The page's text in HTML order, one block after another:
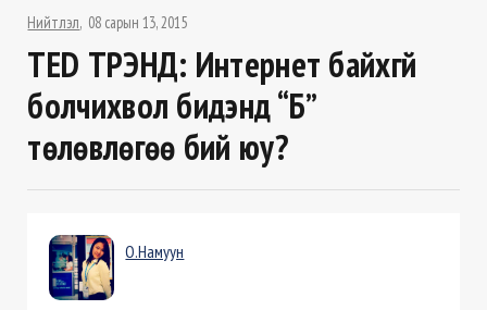
Нийтлэл 08 сарын 13, 2015
TED ТРЭНД: Интернет байхгүй
болчихвол бидэнд “Б”
төлөвлөгөө бий юу?
О.Намуун